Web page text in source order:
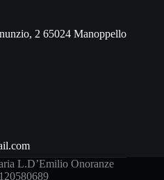
2 65024 Manoppello
L.D’Emilio Onoranze